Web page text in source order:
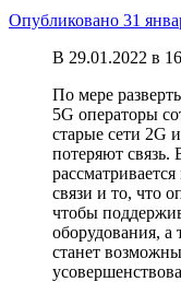
Опубликовано 31
В 29.01.2022 в
По мере
5G операторы
старые сети 2G
потеряют связь.
связи и то, что
чтобы
оборудования, а
станет